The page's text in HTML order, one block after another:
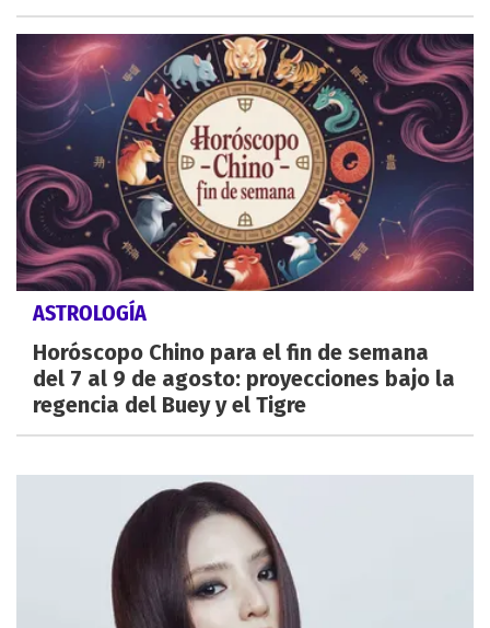
ASTROLOGÍA
Horóscopo Chino para el fin de semana
del 7 al 9 de agosto: proyecciones bajo la
regencia del Buey y el Tigre